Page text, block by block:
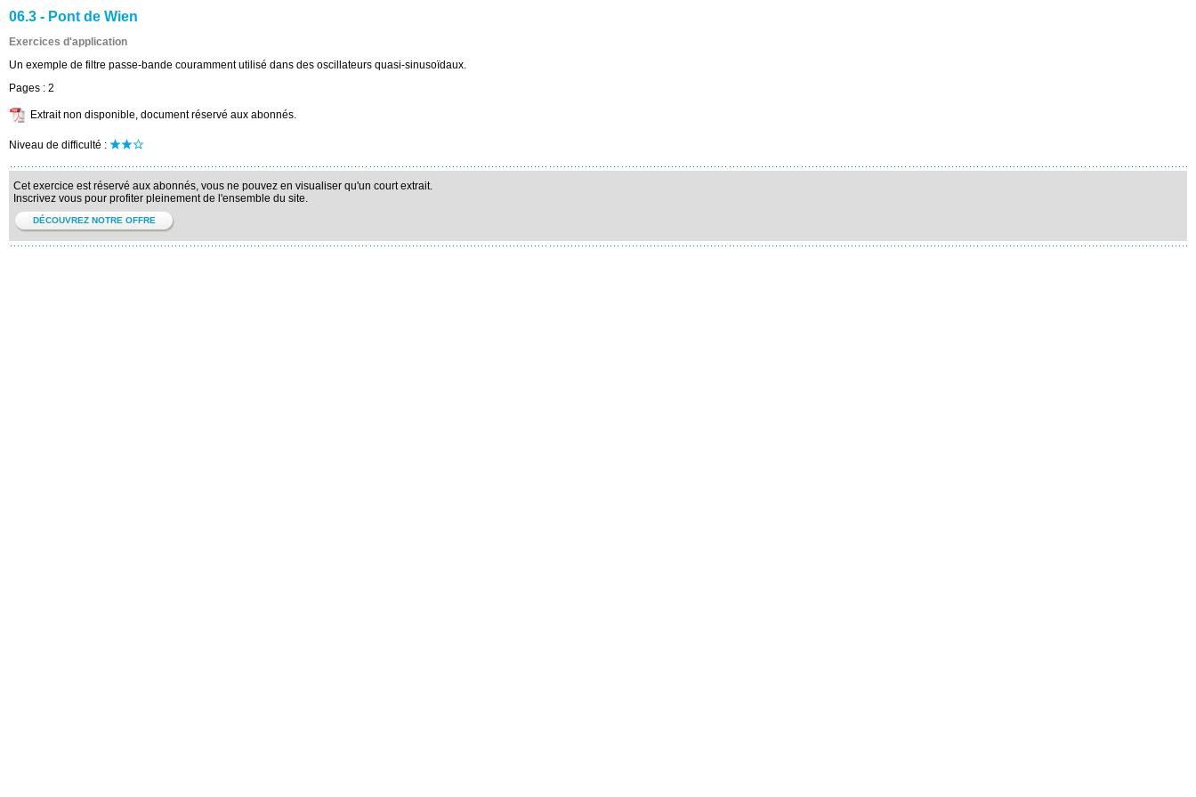
06.3 - Pont de Wien
Exercices d'application
Un exemple de filtre passe-bande couramment utilisé dans des oscillateurs quasi-sinusoïdaux.
Pages : 2
Extrait non disponible, document réservé aux abonnés.
Niveau de difficulté :
Cet exercice est réservé aux abonnés, vous ne pouvez en visualiser qu'un court extrait.
Inscrivez vous pour profiter pleinement de l'ensemble du site.
DÉCOUVREZ NOTRE OFFRE